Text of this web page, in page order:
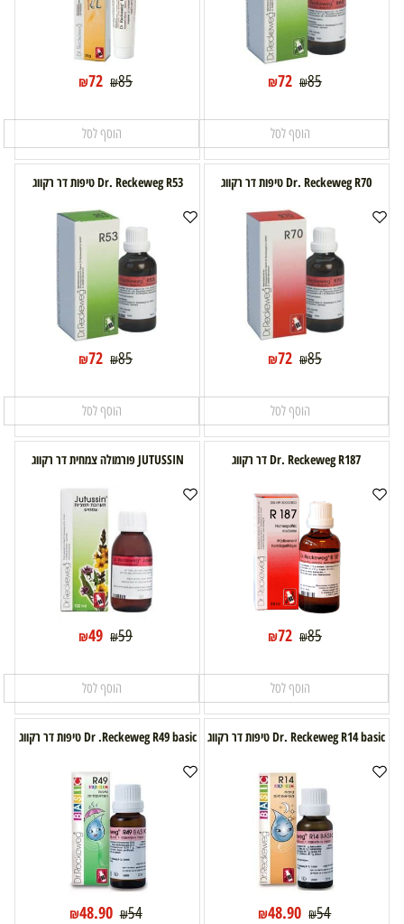
₪85
₪72
הוסף לסל
₪85
₪72
הוסף לסל
Dr. Reckeweg R70 טיפות דר רקווג
₪85
₪72
הוסף לסל
Dr. Reckeweg R53 טיפות דר רקווג
₪85
₪72
הוסף לסל
Dr. Reckeweg R187 דר רקווג
₪85
₪72
הוסף לסל
JUTUSSIN פורמולה צמחית דר רקווג
₪59
₪49
הוסף לסל
Dr. Reckeweg R14 basic טיפות דר רקווג
₪54
₪48.90
Dr .Reckeweg R49 basic טיפות דר רקווג
₪54
₪48.90